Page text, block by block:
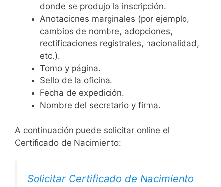
donde se produjo la inscripción.
Anotaciones marginales (por ejemplo,
cambios de nombre, adopciones,
rectificaciones registrales, nacionalidad,
etc.).
Tomo y página.
Sello de la oficina.
Fecha de expedición.
Nombre del secretario y firma.
A continuación puede solicitar online el
Certificado de Nacimiento:
Solicitar Certificado de Nacimiento